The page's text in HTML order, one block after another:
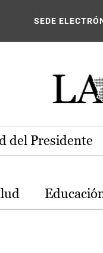
La
SEDE
del Presidente